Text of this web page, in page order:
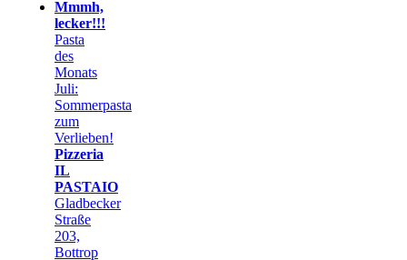
Mmmh,
lecker!!!
Pasta
des
Monats
Juli:
Sommerpasta
zum
Verlieben!
Pizzeria
IL
PASTAIO
Gladbecker
Straße
203,
Bottrop